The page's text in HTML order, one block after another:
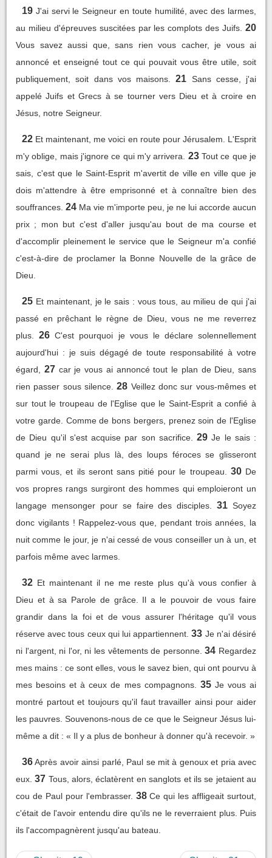
19 J'ai servi le Seigneur en toute humilité, avec des larmes,
au milieu d'épreuves suscitées par les complots des Juifs. 20
Vous savez aussi que, sans rien vous cacher, je vous ai
annoncé et enseigné tout ce qui pouvait vous être utile, soit
publiquement, soit dans vos maisons.
21 Sans cesse, j'ai
appelé Juifs et Grecs à se tourner vers Dieu et à croire en
Jésus, notre Seigneur.
22 Et maintenant, me voici en route pour Jérusalem. L'Esprit
m'y oblige, mais j'ignore ce qui m'y arrivera.
23 Tout ce que je
sais, c'est que le Saint-Esprit m'avertit de ville en ville que je
dois m'attendre à être emprisonné et à connaître bien des
souffrances. 24 Ma vie m'importe peu, je ne lui accorde aucun
prix ; mon but c'est d'aller jusqu'au bout de ma course et
d'accomplir pleinement le service que le Seigneur m'a confié
c'est-à-dire de proclamer la Bonne Nouvelle de la grâce de
Dieu.
25 Et maintenant, je le sais : vous tous, au milieu de qui j'ai
passé en prêchant le règne de Dieu, vous ne me reverrez
plus.
26 C'est pourquoi je vous le déclare solennellement
aujourd'hui : je suis dégagé de toute responsabilité à votre
égard,
27 car je vous ai annoncé tout le plan de Dieu, sans
rien passer sous silence. 28 Veillez donc sur vous-mêmes et
sur tout le troupeau de l'Eglise que le Saint-Esprit a confié à
votre garde. Comme de bons bergers, prenez soin de l'Eglise
de Dieu qu'il s'est acquise par son sacrifice.
29 Je le sais :
quand je ne serai plus là, des loups féroces se glisseront
parmi vous, et ils seront sans pitié pour le troupeau.
30 De
vos propres rangs surgiront des hommes qui emploieront un
langage mensonger pour se faire des disciples.
31 Soyez
donc vigilants ! Rappelez-vous que, pendant trois années, la
nuit comme le jour, je n'ai cessé de vous conseiller un à un, et
parfois même avec larmes.
32 Et maintenant il ne me reste plus qu'à vous confier à
Dieu et à sa Parole de grâce. Il a le pouvoir de vous faire
grandir dans la foi et de vous assurer l'héritage qu'il vous
réserve avec tous ceux qui lui appartiennent. 33 Je n'ai désiré
ni l'argent, ni l'or, ni les vêtements de personne. 34 Regardez
mes mains : ce sont elles, vous le savez bien, qui ont pourvu à
mes besoins et à ceux de mes compagnons.
35 Je vous ai
montré partout et toujours qu'il faut travailler ainsi pour aider
les pauvres. Souvenons-nous de ce que le Seigneur Jésus lui-
même a dit : « Il y a plus de bonheur à donner qu'à recevoir. »
36 Après avoir ainsi parlé, Paul se mit à genoux et pria avec
eux. 37 Tous, alors, éclatèrent en sanglots et ils se jetaient au
cou de Paul pour l'embrasser. 38 Ce qui les affligeait surtout,
c'était de l'avoir entendu dire qu'ils ne le reverraient plus. Puis
ils l'accompagnèrent jusqu'au bateau.